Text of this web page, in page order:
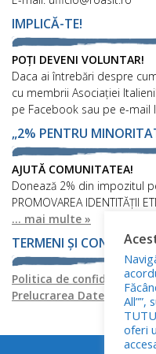
IMPLICĂ-TE!
POȚI DEVENI VOLUNTAR!
Daca ai întrebări despre
cu membrii Asociației
pe Facebook sau pe e-mail
„2% PENTRU
AJUTĂ COMUNITATEA!
Donează 2% din impozitul
PROMOVAREA IDENTITĂȚII
... mai multe »
TERMENI ȘI CONDIȚII
Politica de
Prelucrarea Datelor cuAll””,
oferi